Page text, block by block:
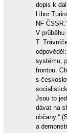
dopis k
Libor
NF
V průběhu
T.
systému,
frontou.
s
Jsou to
dávat na
občany.“
a